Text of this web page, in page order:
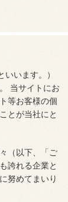
います。）
当サイトにお
等お客様の個
とが当社にと
（以下、「ご
誇れる企業と
努めてまいり